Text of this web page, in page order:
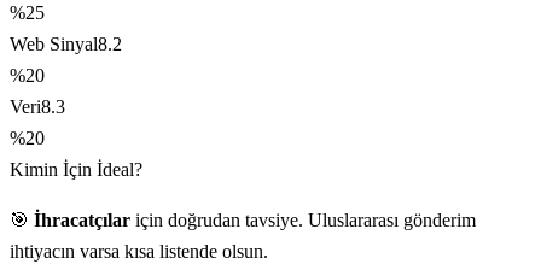
%25
Web Sinyal8.2
%20
Veri8.3
%20
Kimin İçin İdeal?
🎯 İhracatçılar için doğrudan tavsiye. Uluslararası gönderim
ihtiyacın varsa kısa listende olsun.